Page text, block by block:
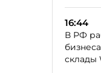
16:44
В РФ
склады